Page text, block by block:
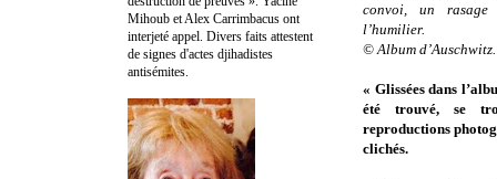
convoi, un
l’humilier.
© Album d’Auschwitz.
« Glissées dans
été trouvé, se
reproductions
clichés.
Mihoub et Alex Carrimbacus ont
interjeté appel. Divers faits attestent
de signes d'actes djihadistes
antisémites.